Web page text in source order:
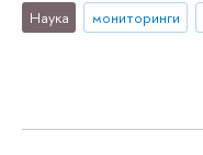
Наука мониторинги